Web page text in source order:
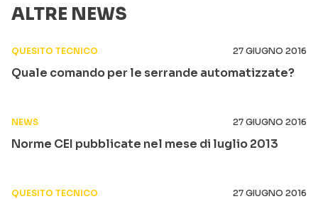
ALTRE NEWS
QUESITO TECNICO 27 GIUGNO 2016
Quale comando per le serrande automatizzate?
NEWS 27 GIUGNO 2016
Norme CEI pubblicate nel mese di luglio 2013
QUESITO TECNICO 27 GIUGNO 2016